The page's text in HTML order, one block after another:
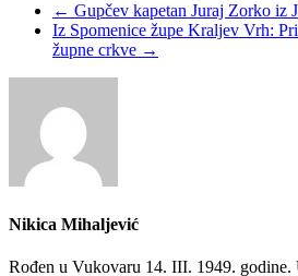
← Gupčev kapetan Juraj Zorko iz
Iz Spomenice župe Kraljev Vrh:
župne crkve →
Nikica Mihaljević
Rođen u Vukovaru 14. III. 1949. godine.